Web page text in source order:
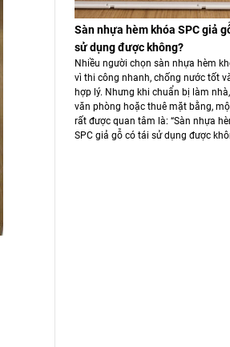
Sàn nhựa hèm khóa SPC giả
sử dụng được không?
Nhiều người chọn sàn nhựa hèm
vì thi công nhanh, chống nước tốt
hợp lý. Nhưng khi chuẩn bị làm
văn phòng hoặc thuê mặt bằng,
rất được quan tâm là: “Sàn nhựa
SPC giả gỗ có tái sử dụng được